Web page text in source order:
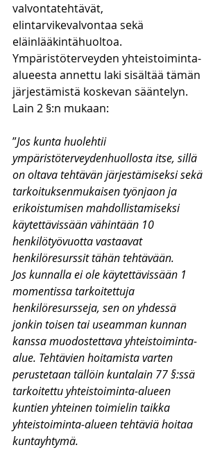
valvontatehtävät,
elintarvikevalvontaa sekä
eläinlääkintähuoltoa.
Ympäristöterveyden yhteistoiminta-
alueesta annettu laki sisältää tämän
järjestämistä koskevan sääntelyn.
Lain 2 §:n mukaan:
”Jos kunta huolehtii
ympäristöterveydenhuollosta itse, sillä
on oltava tehtävän järjestämiseksi sekä
tarkoituksenmukaisen työnjaon ja
erikoistumisen mahdollistamiseksi
käytettävissään vähintään 10
henkilötyövuotta vastaavat
henkilöresurssit tähän tehtävään.
Jos kunnalla ei ole käytettävissään 1
momentissa tarkoitettuja
henkilöresursseja, sen on yhdessä
jonkin toisen tai useamman kunnan
kanssa muodostettava yhteistoiminta-
alue. Tehtävien hoitamista varten
perustetaan tällöin kuntalain 77 §:ssä
tarkoitettu yhteistoiminta-alueen
kuntien yhteinen toimielin taikka
yhteistoiminta-alueen tehtäviä hoitaa
kuntayhtymä.